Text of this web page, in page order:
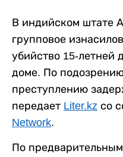
В индийском штате
групповое
убийство 15-летней
доме. По
преступлению
передает Liter.kz со
Network.
По